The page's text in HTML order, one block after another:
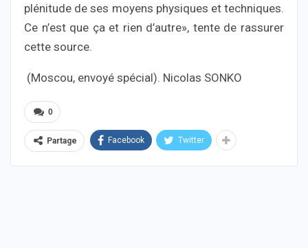
plénitude de ses moyens physiques et techniques.
Ce n’est que ça et rien d’autre», tente de rassurer
cette source.
(Moscou, envoyé spécial). Nicolas SONKO
0
Partage Facebook Twitter